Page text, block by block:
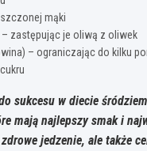
mąki
zastępując je oliwą z oliwek
– ograniczając do kilku
sukcesu w diecie
mają najlepszy smak i
jedzenie, ale także